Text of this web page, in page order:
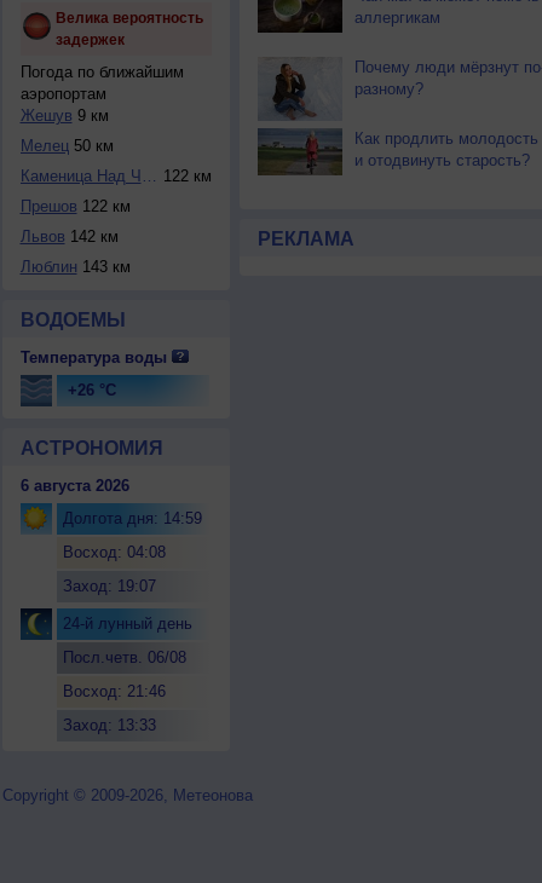
Велика вероятность
задержек
Погода по ближайшим
аэропортам
Жешув 9 км
Мелец50 км
Каменица Над Черо... 122 км
Прешов 122 км
Львов 142 км
Люблин 143 км
ВОДОЕМЫ
Температура воды
+26 °C
АСТРОНОМИЯ
6 августа 2026
Долгота дня: 14:59
Восход: 04:08
Заход: 19:07
24-й лунный день
Посл.четв. 06/08
Восход: 21:46
Заход: 13:33
аллергикам
Почему люди мёрзнут
разному?
Как продлить молодость
и отодвинуть старость?
РЕКЛАМА
Copyright © 2009-2026, Метеонова